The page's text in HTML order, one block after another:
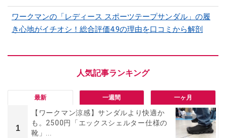
ワークマンの「レディース スポーツテープサンダル」の履
き心地がイチオシ！総合評価4.9の理由を口コミから解剖
最新 一週間 一ヶ月
1
【ワークマン涼感】サンダルより快適か
も。2500円「エックスシェルター仕様の
靴」...